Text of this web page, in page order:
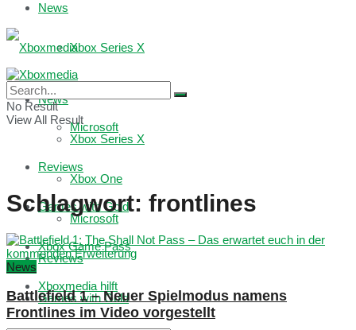
News
Xbox Series X
Microsoft
Reviews
Games with Gold
Xbox Game Pass
Xboxmedia hilft
News
Xbox Series X
Xbox One
Microsoft
Reviews
Games with Gold
No Result
View All Result
Schlagwort: frontlines
News
Battlefield 1 – Neuer Spielmodus namens
Frontlines im Video vorgestellt